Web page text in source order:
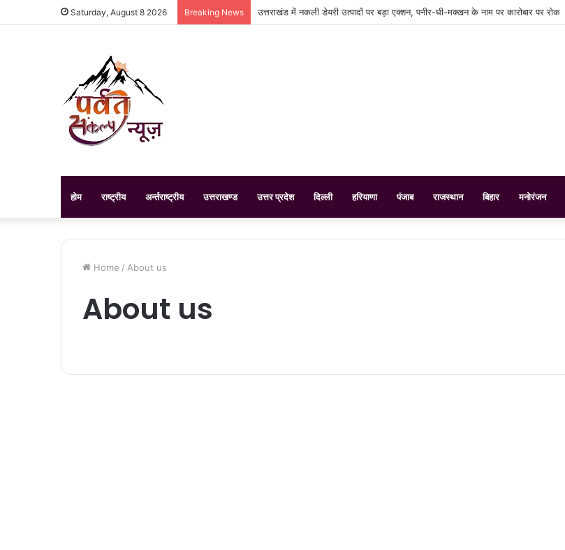
Saturday, August 8 2026 Breaking News उत्तराखंड में नकली डेयरी उत्पादों पर बड़ा एक्शन, पनीर-घी-मक्खन के नाम पर कारोबार पर रोक
होम राष्ट्रीय अर्न्तराष्ट्रीय उत्तराखण्ड उत्तर प्रदेश दिल्ली हरियाणा पंजाब राजस्थान बिहार मनोरंजन
Home / About us
About us